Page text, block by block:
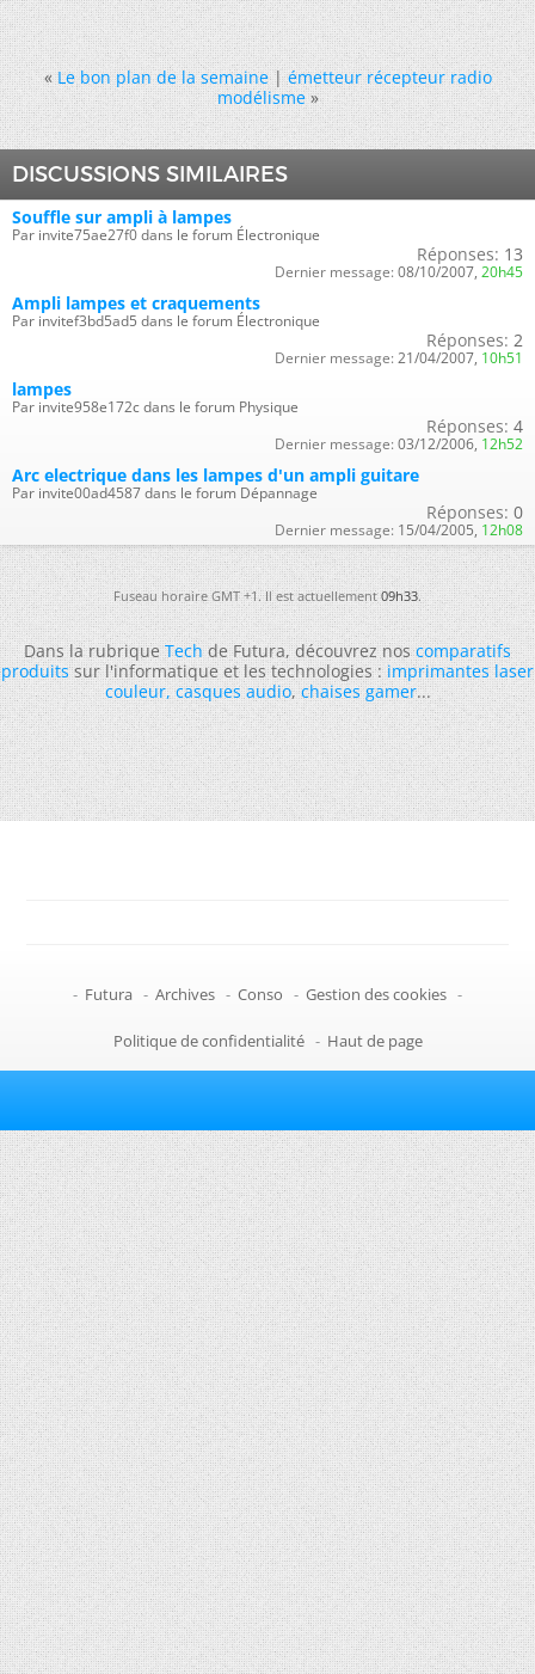
« Le bon plan de la semaine|émetteur récepteur radio
modélisme »
DISCUSSIONS SIMILAIRES
Souffle sur ampli à lampes
Par invite75ae27f0 dans le forum Électronique
Réponses: 13
Dernier message: 08/10/2007, 20h45
Ampli lampes et craquements
Par invitef3bd5ad5 dans le forum Électronique
Réponses: 2
Dernier message: 21/04/2007, 10h51
lampes
Par invite958e172c dans le forum Physique
Réponses: 4
Dernier message: 03/12/2006, 12h52
Arc electrique dans les lampes d'un ampli guitare
Par invite00ad4587 dans le forum Dépannage
Réponses: 0
Dernier message: 15/04/2005, 12h08
Fuseau horaire GMT +1. Il est actuellement09h33.
Dans la rubriqueTechde Futura, découvrez noscomparatifs
produitssur l'informatique et les technologies :imprimantes laser
couleur,casques audio,chaises gamer...
- Futura - Archives - Conso - Gestion des cookies -
Politique de confidentialité - Haut de page